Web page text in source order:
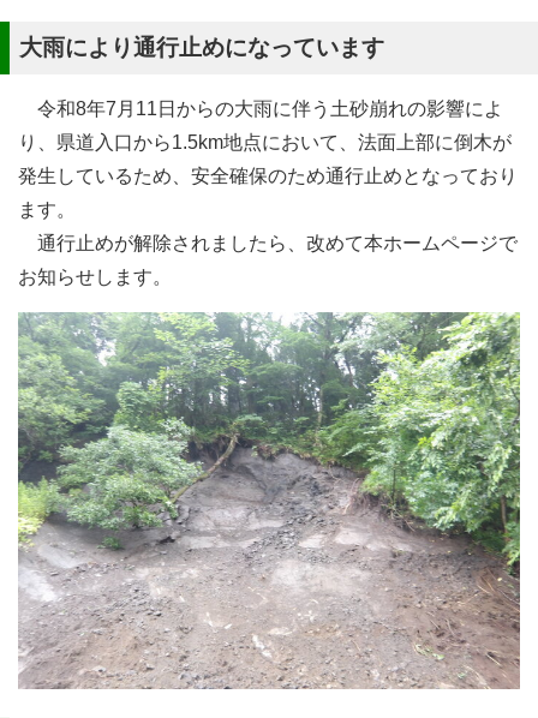
大雨により通行止めになっています
令和8年7月11日からの大雨に伴う土砂崩れの影響によ
り、県道入口から1.5km地点において、法面上部に倒木が
発生しているため、安全確保のため通行止めとなっており
ます。
通行止めが解除されましたら、改めて本ホームページで
お知らせします。